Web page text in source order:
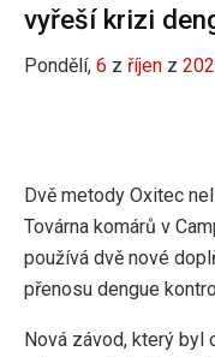
vyřeší krizi
Pondělí, 6 z říjen z
Dvě metody Oxitec
Továrna komárů v
používá dvě nové
přenosu dengue
Nová závod, který byl